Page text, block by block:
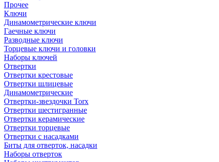
Прочее
Ключи
Динамометрические ключи
Гаечные ключи
Разводные ключи
Торцевые ключи и головки
Наборы ключей
Отвертки
Отвертки крестовые
Отвертки шлицевые
Динамометрические
Отвертки-звездочки Torx
Отвертки шестигранные
Отвертки керамические
Отвертки торцевые
Отвертки с насадками
Биты для отверток, насадки
Наборы отверток